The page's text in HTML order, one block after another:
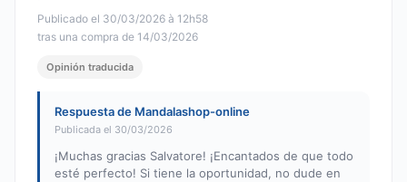
Publicado el 30/03/2026 à 12h58
tras una compra de 14/03/2026
Opinión traducida
Respuesta de Mandalashop-online
Publicada el 30/03/2026
¡Muchas gracias Salvatore! ¡Encantados de que todo
esté perfecto! Si tiene la oportunidad, no dude en